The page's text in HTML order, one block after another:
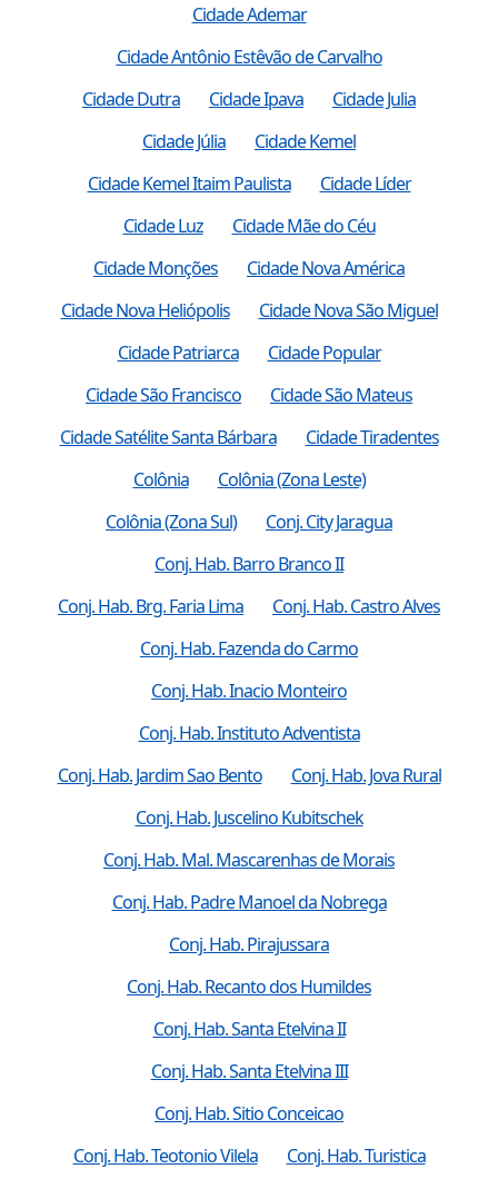
Cidade Ademar
Cidade Antônio Estêvão de Carvalho
Cidade Dutra
Cidade Ipava
Cidade Julia
Cidade Júlia
Cidade Kemel
Cidade Kemel Itaim Paulista
Cidade Líder
Cidade Luz
Cidade Mãe do Céu
Cidade Monções
Cidade Nova América
Cidade Nova Heliópolis
Cidade Nova São Miguel
Cidade Patriarca
Cidade Popular
Cidade São Francisco
Cidade São Mateus
Cidade Satélite Santa Bárbara
Cidade Tiradentes
Colônia
Colônia (Zona Leste)
Colônia (Zona Sul)
Conj. City Jaragua
Conj. Hab. Barro Branco II
Conj. Hab. Brg. Faria Lima
Conj. Hab. Castro Alves
Conj. Hab. Fazenda do Carmo
Conj. Hab. Inacio Monteiro
Conj. Hab. Instituto Adventista
Conj. Hab. Jardim Sao Bento
Conj. Hab. Jova Rural
Conj. Hab. Juscelino Kubitschek
Conj. Hab. Mal. Mascarenhas de Morais
Conj. Hab. Padre Manoel da Nobrega
Conj. Hab. Pirajussara
Conj. Hab. Recanto dos Humildes
Conj. Hab. Santa Etelvina II
Conj. Hab. Santa Etelvina III
Conj. Hab. Sitio Conceicao
Conj. Hab. Teotonio Vilela
Conj. Hab. Turistica